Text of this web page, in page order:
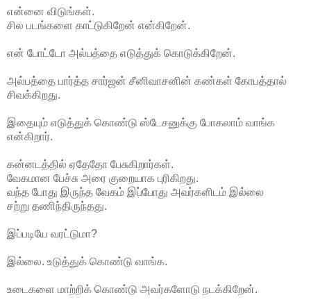
என்னை விடுங்கள்.
சில படங்களை காட்டுகிறேன் என்கிறேன்.
என் போட்டோ அல்பத்தை எடுத்துக் கொடுக்கிறேன்.
அல்பத்தை பார்த்த சார்ஜன் சீனிவாசனின் கண்கள் கோபத்தால்
சிவக்கிறது.
இதையும் எடுத்துக் கொண்டு ஸ்டேசனுக்கு போகலாம் வாங்க
என்கிறார்.
கன்னடத்தில் ஏதேதோ பேசுகிறார்கள்.
வேகமான பேச்சு அரை குறையாக புரிகிறது.
வந்த போது இருந்த வேகம் இப்போது அவர்களிடம் இல்லை
சற்று தணிந்திருந்தது.
இப்படியே வரட்டுமா?
இல்லை. உடுத்துக் கொண்டு வாங்க.
உடைகளை மாற்றிக் கொண்டு அவர்களோடு நடக்கிறேன்.